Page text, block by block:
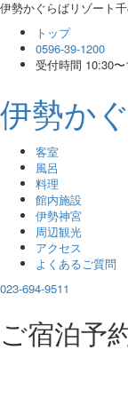
伊勢かぐらばリゾート
トップ
0596-39-1200
受付時間 10:30
伊勢か
客室
風呂
料理
館内施設
伊勢神宮
周辺観光
アクセス
よくあるご質問
023-694-9511
ご宿泊予